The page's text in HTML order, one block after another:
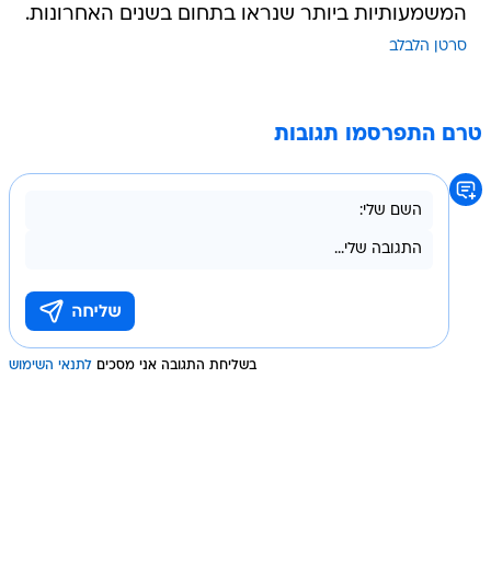
המשמעותיות ביותר שנראו בתחום בשנים האחרונות.
סרטן הלבלב
טרם התפרסמו תגובות
בשליחת התגובה אני מסכים לתנאי השימוש